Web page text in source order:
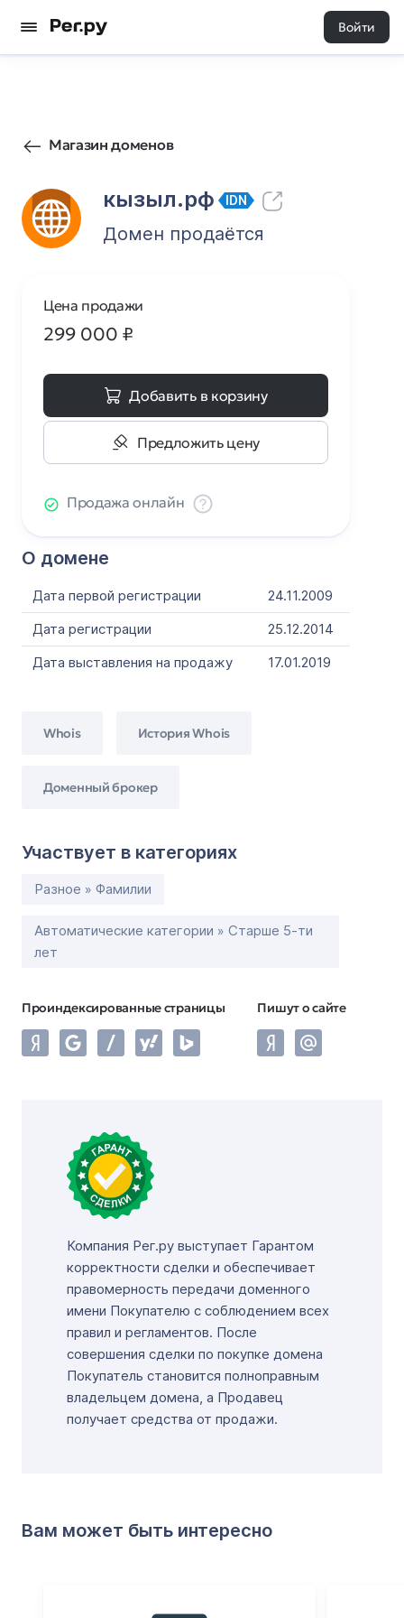
Войти
Магазин доменов
кызыл.рф IDN
43 0
Домен продаётся
О домене
Дата первой регистрации
24.11.2009
Дата регистрации
25.12.2014
Дата выставления на продажу
17.01.2019
Whois История Whois
Доменный брокер
Участвует в категориях
Разное » Фамилии
Автоматические категории » Старше 5-ти
лет
Проиндексированные страницы Пишут о сайте
Цена продажи
299 000 ₽
Добавить в корзину
Предложить цену
Продажа онлайн
Компания Рег.ру выступает Гарантом
корректности сделки и обеспечивает
правомерность передачи доменного
имени Покупателю с соблюдением всех
правил и регламентов. После
совершения сделки по покупке домена
Покупатель становится полноправным
владельцем домена, а Продавец
получает средства от продажи.
Вам может быть интересно